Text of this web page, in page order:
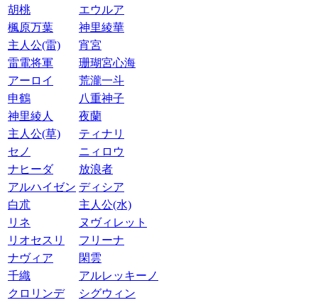
胡桃
エウルア
楓原万葉
神里綾華
主人公(雷)
宵宮
雷電将軍
珊瑚宮心海
アーロイ
荒瀧一斗
申鶴
八重神子
神里綾人
夜蘭
主人公(草)
ティナリ
セノ
ニィロウ
ナヒーダ
放浪者
アルハイゼン ディシア
白朮
主人公(水)
リネ
ヌヴィレット
リオセスリ
フリーナ
ナヴィア
閑雲
千織
アルレッキーノ
クロリンデ
シグウィン